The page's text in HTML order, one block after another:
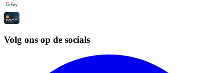
Volg ons op de socials